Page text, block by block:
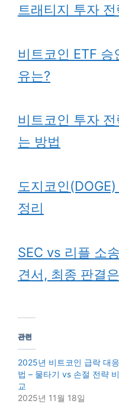
트래티지 투자
비트코인 ETF 승
유는?
비트코인 투자
는 방법
도지코인
정리
SEC vs 리플 소
견서, 최종 판결
관련
2025년 비트코인 급락 대응
법 – 물타기 vs 손절 전략 비
교
2025년 11월 18일